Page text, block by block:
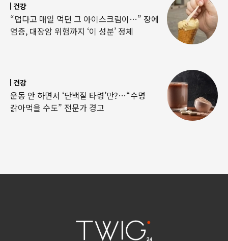
건강
“덥다고 매일 먹던 그 아이스크림이…” 장에
염증, 대장암 위험까지 ‘이 성분’ 정체
건강
운동 안 하면서 ‘단백질 타령’만?…“수명
갉아먹을 수도” 전문가 경고